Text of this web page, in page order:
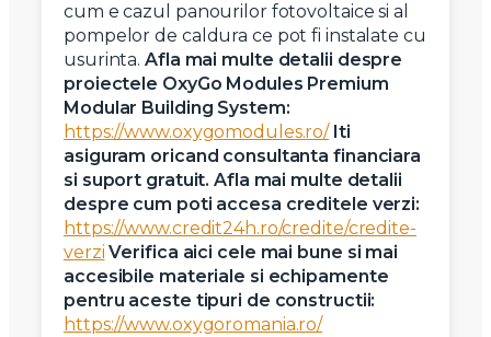
cum e cazul panourilor fotovoltaice si al
pompelor de caldura ce pot fi instalate cu
usurinta.Afla mai multe detalii despre
proiectele OxyGo Modules Premium
Modular Building System:
https://www.oxygomodules.ro/ Iti
asiguram oricand consultanta financiara
si suport gratuit. Afla mai multe detalii
despre cum poti accesa creditele verzi:
https://www.credit24h.ro/credite/credite-
verzi Verifica aici cele mai bune si mai
accesibile materiale si echipamente
pentru aceste tipuri de constructii:
https://www.oxygoromania.ro/